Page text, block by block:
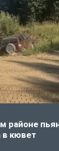
районе
в кювет